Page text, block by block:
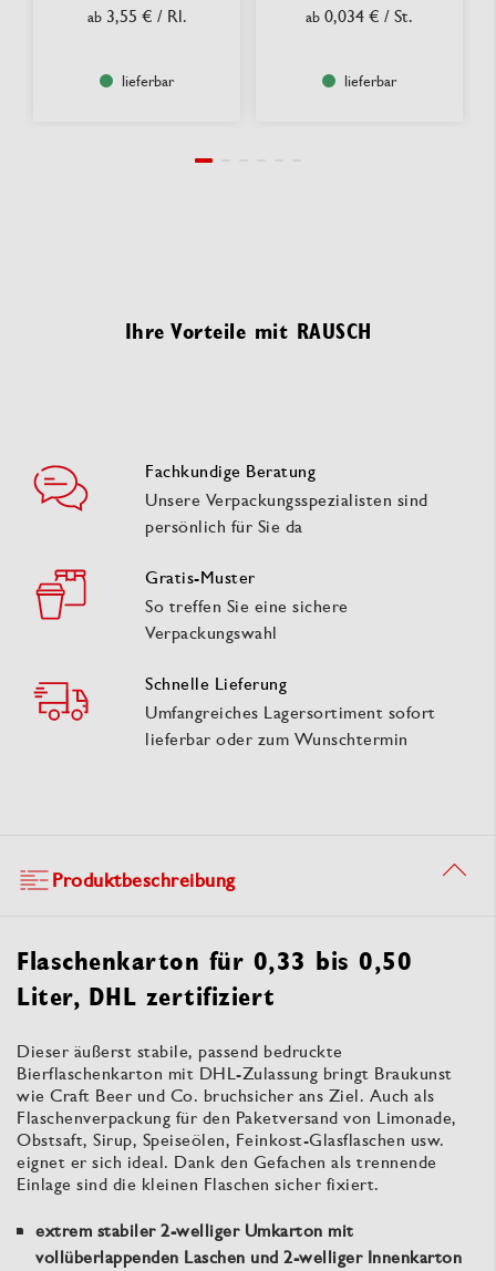
ab 3,55 € / Rl.
lieferbar
ab 0,034 € / St.
lieferbar
Ihre Vorteile mit RAUSCH
Fachkundige Beratung
Unsere Verpackungsspezialisten sind
persönlich für Sie da
Gratis-Muster
So treffen Sie eine sichere
Verpackungswahl
Schnelle Lieferung
Umfangreiches Lagersortiment sofort
lieferbar oder zum Wunschtermin
Produktbeschreibung
Flaschenkarton für 0,33 bis 0,50
Liter, DHL zertifiziert
Dieser äußerst stabile, passend bedruckte
Bierflaschenkarton mit DHL-Zulassung bringt Braukunst
wie Craft Beer und Co. bruchsicher ans Ziel. Auch als
Flaschenverpackung für den Paketversand von Limonade,
Obstsaft, Sirup, Speiseölen, Feinkost-Glasflaschen usw.
eignet er sich ideal. Dank den Gefachen als trennende
Einlage sind die kleinen Flaschen sicher fixiert.
extrem stabiler 2-welliger Umkarton mit
vollüberlappenden Laschen und 2-welliger Innenkarton